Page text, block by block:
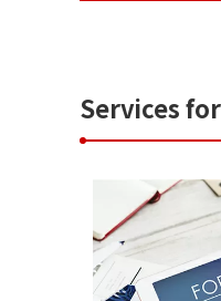
Services for